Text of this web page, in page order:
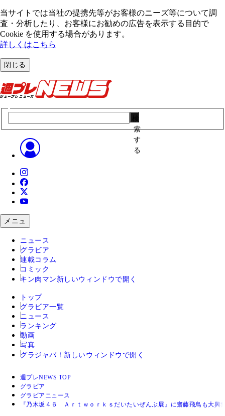
当サイトでは当社の提携先等がお客様のニーズ等について調
査・分析したり、お客様にお勧めの広告を表⽰する⽬的で
Cookie を使⽤する場合があります。
詳しくはこちら
閉じる
索
す
る
メニュ
ニュース
グラビア
連載コラム
コミック
キン肉マン 新しいウィンドウで開く
トップ
グラビア一覧
ニュース
ランキング
動画
写真
グラジャパ！ 新しいウィンドウで開く
週プレNEWS TOP
グラビア
グラビアニュース
『乃木坂４６ Ａｒｔｗｏｒｋｓだいたいぜんぶ展』に齋藤飛鳥も大